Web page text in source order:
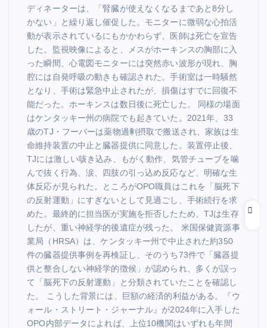
ディネーターは、「腎臓が使えなくなるまであと8分し
かない」と繰り返し催促した。モニターに微弱な心拍活
動が表示されているにもかかわらず、医師は死亡を宣告
した。監視映像によると、メスがホーキンスの胸部に入
った瞬間、心電図モニターには突然赤い波形が現れ、胸
腔には自発呼吸の動きも確認された。手術室は一時騒然
となり、手術は緊急中止されたが、損傷はすでに回復不
能だった。ホーキンスは数日後に死亡した。 同様の場面
はケンタッキー州の病院でも起きていた。2021年、33
歳のTJ・フーバーは薬物過剰摂取で搬送され、家族は生
命維持装置の中止と臓器提供に同意した。装置停止後、
TJには激しい咳き込み、もがく動作、気管チューブを噛
んで抜く行為、涙、四肢の引っ込め反応など、明確な生
体反応が見られた。ところがOPO職員はこれを「脳死下
の反射運動」にすぎないとして見過ごし、手術続行を求
めた。最終的に担当医が実施を拒否したため、TJは生存
したが、重い神経学的後遺症が残った。 米国保健資源事
業局（HRSA）は、ケンタッキー州で中止された約350
件の臓器提供事例を再検証し、そのうち73件で「臓器提
供と整合しない神経学的徴候」が認められ、多くが誤っ
て「脳死下の反射運動」と分類されていたことを確認し
た。 こうした背景には、巨額の経済的利益がある。『ウ
ォール・ストリート・ジャーナル』が2024年に入手した
OPO内部データによれば、上位10機関はいずれも年間